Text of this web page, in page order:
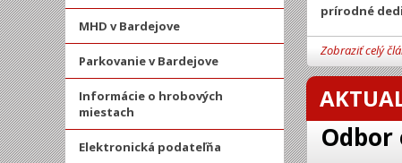
MHD v Bardejove
Parkovanie v Bardejove
Informácie o hrobových
miestach
Elektronická podateľňa
prírodné
Zobraziť celý